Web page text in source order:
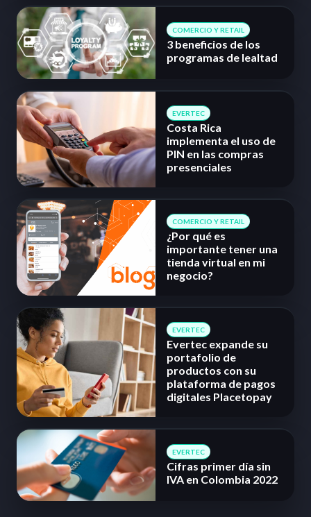
COMERCIO Y RETAIL
3 beneficios de los
programas de lealtad
EVERTEC
Costa Rica
implementa el uso de
PIN en las compras
presenciales
COMERCIO Y RETAIL
¿Por qué es
importante tener una
tienda virtual en mi
negocio?
EVERTEC
Evertec expande su
portafolio de
productos con su
plataforma de pagos
digitales Placetopay
EVERTEC
Cifras primer día sin
IVA en Colombia 2022